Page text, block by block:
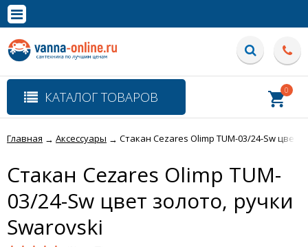
Полная версия сайта
КАТАЛОГ ТОВАРОВ 0
Главная → Аксессуары → Стакан Cezares Olimp ТUM-03/24-Sw цвет
Стакан Cezares Olimp ТUM-
03/24-Sw цвет золото, ручки
Swarovski